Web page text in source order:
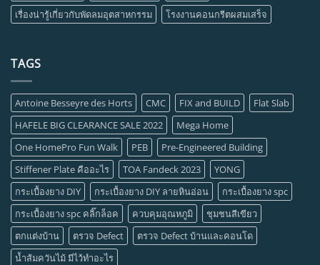
เรื่องน่ารู้เกี่ยวกับพัดลมอุตสาหกรรม
โรงงานคอนกรีตผสมเสร็จ
TAGS
Antoine Besseyre des Horts CMC FIX and BUILD
Flat Slab
HAFELE BIG CLEARANCE SALE 2022
Mega Home
One HomePro Fun Walk
PEB
Pre-Engineered Building
Stiffener Plate คืออะไร
TOA Fandeck 2023
YONG
กระเบื้องยาง DIY
กระเบื้องยาง DIY ลายหินอ่อน
กระเบื้องยาง spc
กระเบื้องยาง spc คลิ๊กล็อค
ควบคุมอุณหภูมิ
ชุมชนสีเขียว
ตกแต่งบ้าน
ตรวจ Defect
ตรวจ Defect บ้านและคอนโด
น้ำส้มควันไม้ มีไว้ทำอะไร